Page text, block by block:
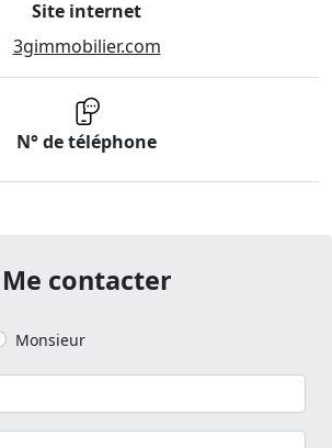
Site internet
3gimmobilier.com
N° de téléphone
Me contacter
Monsieur